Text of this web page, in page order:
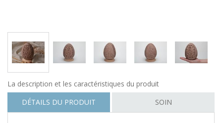
La description et les caractéristiques du produit
DÉTAILS DU PRODUIT
SOIN